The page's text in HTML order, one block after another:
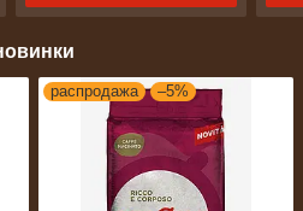
распродажа –5%